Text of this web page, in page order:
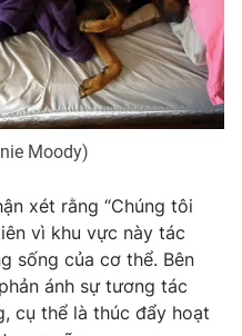
Moody)
xét rằng “Chúng tôi
vì khu vực này tác
sống của cơ thể. Bên
ánh sự tương tác
cụ thể là thúc đẩy hoạt